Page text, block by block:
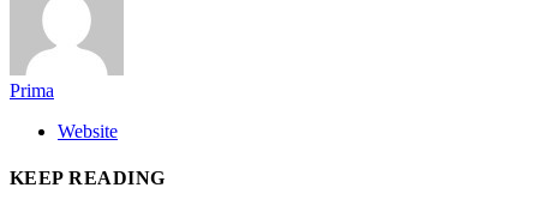
Prima
Website
KEEP READING